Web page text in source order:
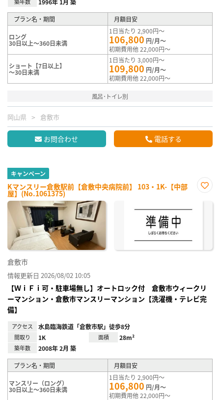
プラン名・期間 月額目安
ロング
30日以上～360日未満
1日当たり 2,900円～
106,800 円/月～
初期費用他 22,000円～
ショート【7日以上】
～30日未満
1日当たり 3,000円～
109,800 円/月～
初期費用他 22,000円～
風呂･トイレ別
岡山県 倉敷市
お問合わせ 電話する
キャンペーン
Kマンスリー倉敷駅前【倉敷中央病院前】 103・1K-【中部
屋】(No.1061375)
に入
倉敷市
情報更新日 2026/08/02 10:05
【ＷｉＦｉ可・駐車場無し】オートロック付 倉敷市ウィークリ
ーマンション・倉敷市マンスリーマンション【洗濯機・テレビ完
備】
アクセス 水島臨海鉄道「倉敷市駅」徒歩8分
間取り 1K 面積 28m²
築年数 2008年 2月 築
プラン名・期間 月額目安
マンスリー（ロング）
30日以上～360日未満
1日当たり 2,900円～
106,800 円/月～
初期費用他 22,000円～